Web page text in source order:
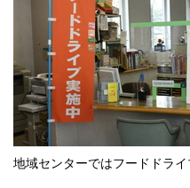
地域センターではフードドラ